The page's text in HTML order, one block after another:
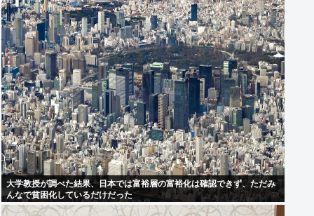
大学教授が調べた結果、日本では富裕層の富裕化は確認できず、ただみ
んなで貧困化しているだけだった